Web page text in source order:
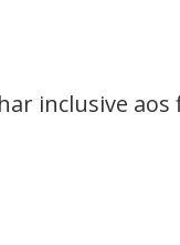
inclusive aos